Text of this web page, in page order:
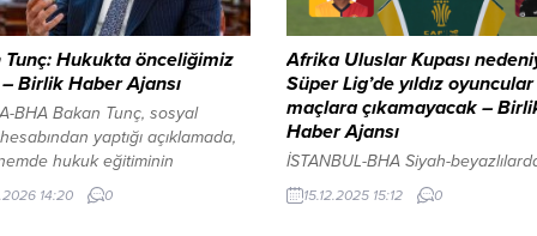
Tunç: Hukukta önceliğimiz
Birlik Haber Ajansı
BHA Bakan Tunç, sosyal
yaptığı açıklamada,
hukuk eğitiminin
ilgili çeşitli rapor ve
gündeme geldiğini belirtti.
14:20 0
Afrika Uluslar Kupası
Süper Lig’de yıldız oyuncular
maçlara çıkamayacak –
Haber Ajansı
İSTANBUL-BHA Siyah-
Wilfred Ndidi (Nijerya) ve El Bilal
(Mali), Afrika Uluslar Kupası için
15.12.2025 15:12 0